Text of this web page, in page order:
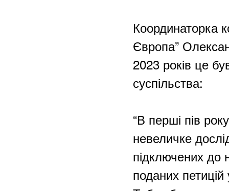
Координаторка
Європа”
2023 років це
суспільства:
“В перші пів
невеличке
підключених до
поданих